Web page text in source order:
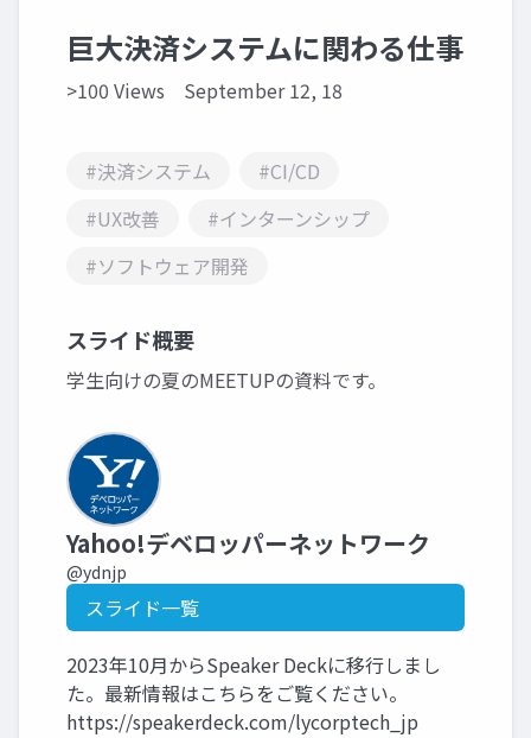
巨大決済システムに関わる仕事
>100 Views September 12, 18
#決済システム
#CI/CD
#UX改善
#インターンシップ
#ソフトウェア開発
スライド概要
学生向けの夏のMEETUPの資料です。
Yahoo!デベロッパーネットワーク
@ydnjp
スライド一覧
2023年10月からSpeaker Deckに移行しまし
た。最新情報はこちらをご覧ください。
https://speakerdeck.com/lycorptech_jp